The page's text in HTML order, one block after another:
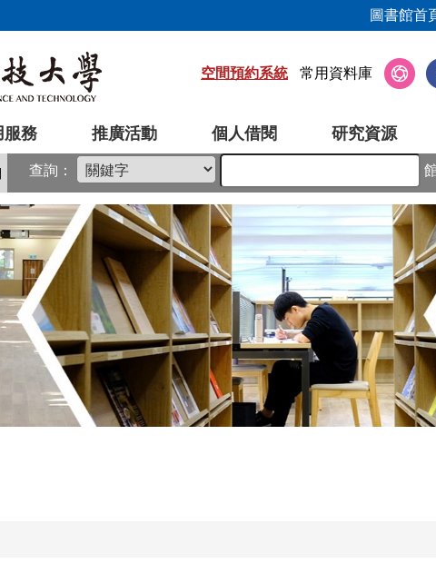
圖書館首
服務 推廣活動 個人借閱 研究資源
空間預約系統 常用資料庫
查詢：